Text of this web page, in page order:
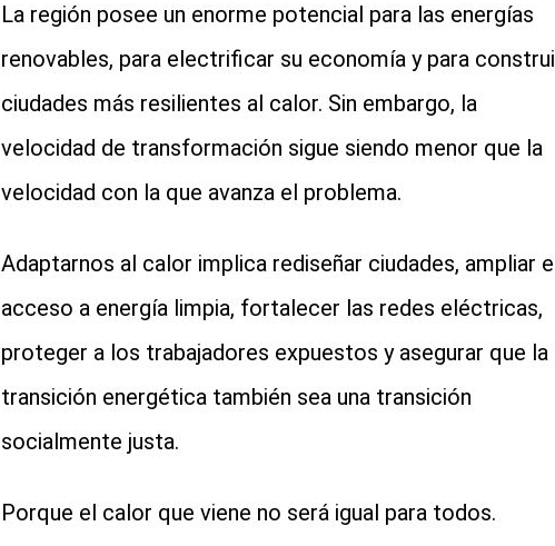
La región posee un enorme potencial para las energías
renovables, para electrificar su economía y para
ciudades más resilientes al calor. Sin embargo, la
velocidad de transformación sigue siendo menor que la
velocidad con la que avanza el problema.
Adaptarnos al calor implica rediseñar ciudades, ampliar
acceso a energía limpia, fortalecer las redes eléctricas,
proteger a los trabajadores expuestos y asegurar que la
transición energética también sea una transición
socialmente justa.
Porque el calor que viene no será igual para todos.